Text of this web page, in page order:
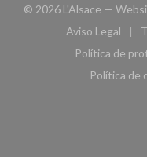
© 2026 L'Alsace —
Aviso Legal
((abre
Política de
Política de